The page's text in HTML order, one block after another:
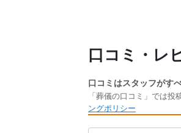
口コミ・レ
口コミはスタッフがす
「葬儀の口コミ」では
ングポリシー